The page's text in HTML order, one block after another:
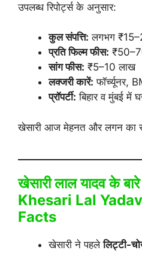
उपलब्ध रिपोर्ट्स के अनुसार:
कुल संपत्ति: लगभग
प्रति फिल्म फीस:
सांग फीस: ₹5–10 लाख
लक्जरी कारें: फॉर्च्यूनर,
प्रॉपर्टी: बिहार व मुंबई में
खेसारी आज मेहनत और लगन का
खेसारी लाल यादव के
Khesari Lal
Facts
खेसारी ने पहलेलिट्टी-